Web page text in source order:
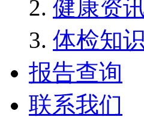
健康资
体检知识
报告查询
联系我们